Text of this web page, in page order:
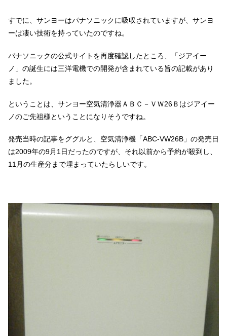
すでに、サンヨーはパナソニックに吸収されていますが、サンヨ
ーは凄い技術を持っていたのですね。
パナソニックの公式サイトを再度確認したところ、「ジアイー
ノ」の誕生には三洋電機での開発が含まれている旨の記載があり
ました。
ということは、サンヨー空気清浄器ＡＢＣ－ＶＷ26Ｂはジアイー
ノのご先祖様ということになりそうですね。
発売当時の記事をググルと、空気清浄機「ABC-VW26B」の発売日
は2009年の9月1日だったのですが、それ以前から予約が殺到し、
11月の生産分まで埋まっていたらしいです。